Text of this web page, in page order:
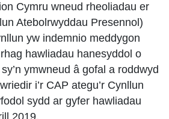
Cymru wneud rheoliadau er
Atebolrwyddau Presennol)
yw indemnio meddygon
hawliadau hanesyddol o
ymwneud â gofal a roddwyd
i’r CAP ategu’r Cynllun
sydd ar gyfer hawliadau